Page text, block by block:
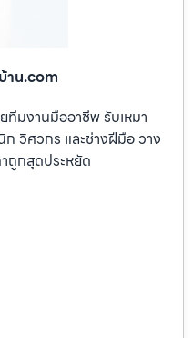
าน.com
ทีมงานมืออาชีพ รับเหมา
วิศวกร และช่างฝีมือ วาง
ถูกสุดประหยัด